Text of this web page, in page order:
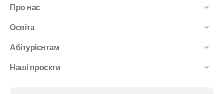
Про нас
Освіта
Абітурієнтам
Наші проєкти